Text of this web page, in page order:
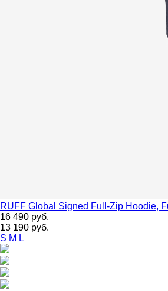
RUFF Global Signed Full-Zip Hoodie,
16 490 руб.
13 190 руб.
S M L